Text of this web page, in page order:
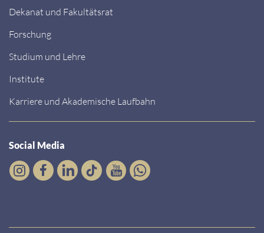
Dekanat und Fakultätsrat
Forschung
Studium und Lehre
Institute
Karriere und Akademische Laufbahn
Social Media